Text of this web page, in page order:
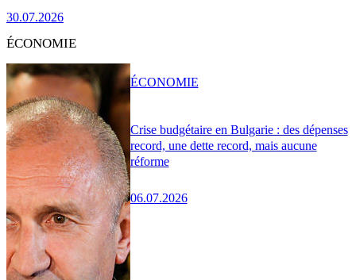
30.07.2026
ÉCONOMIE
Crise budgétaire en Bulgarie : des dépenses
record, une dette record, mais aucune
réforme
06.07.2026
ÉCONOMIE